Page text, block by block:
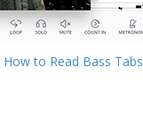
How to Read Bass Tabs